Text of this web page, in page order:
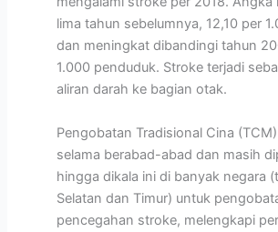
lima tahun sebelumnya, 12,10 per
dan meningkat dibandingi tahun
1.000 penduduk. Stroke terjadi
aliran darah ke bagian otak.
Pengobatan Tradisional Cina
selama berabad-abad dan masih
hingga dikala ini di banyak negara
Selatan dan Timur) untuk
pencegahan stroke, melengkapi